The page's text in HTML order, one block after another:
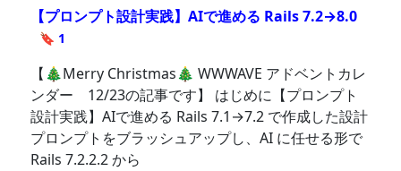
【プロンプト設計実践】AIで進める Rails 7.2→8.0
🔖 1
【🎄Merry Christmas🎄 WWWAVE アドベントカレ
ンダー 12/23の記事です】 はじめに【プロンプト
設計実践】AIで進める Rails 7.1→7.2 で作成した設計
プロンプトをブラッシュアップし、AI に任せる形で
Rails 7.2.2.2 から